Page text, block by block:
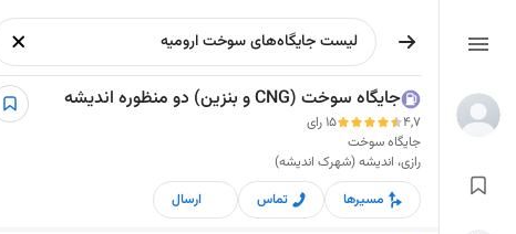
جایگاه سوخت (CNG و بنزین) دو منظوره اندیشه
4,7
15 رای
جایگاه سوخت
رازی، اندیشه (شهرک اندیشه)
مسیرها
تماس ارسال